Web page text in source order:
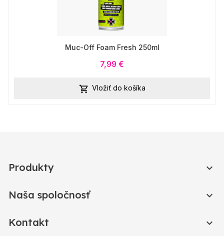
Muc-Off Foam Fresh 250ml
7,99 €
 Vložiť do košíka
Produkty 
Naša spoločnosť 
Kontakt 